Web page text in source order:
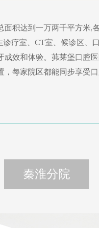
积达到一万两千平方米,
疗室、CT室、候诊区、
效和体验。茀莱堡口腔
每家院区都能同步享受
秦淮分院